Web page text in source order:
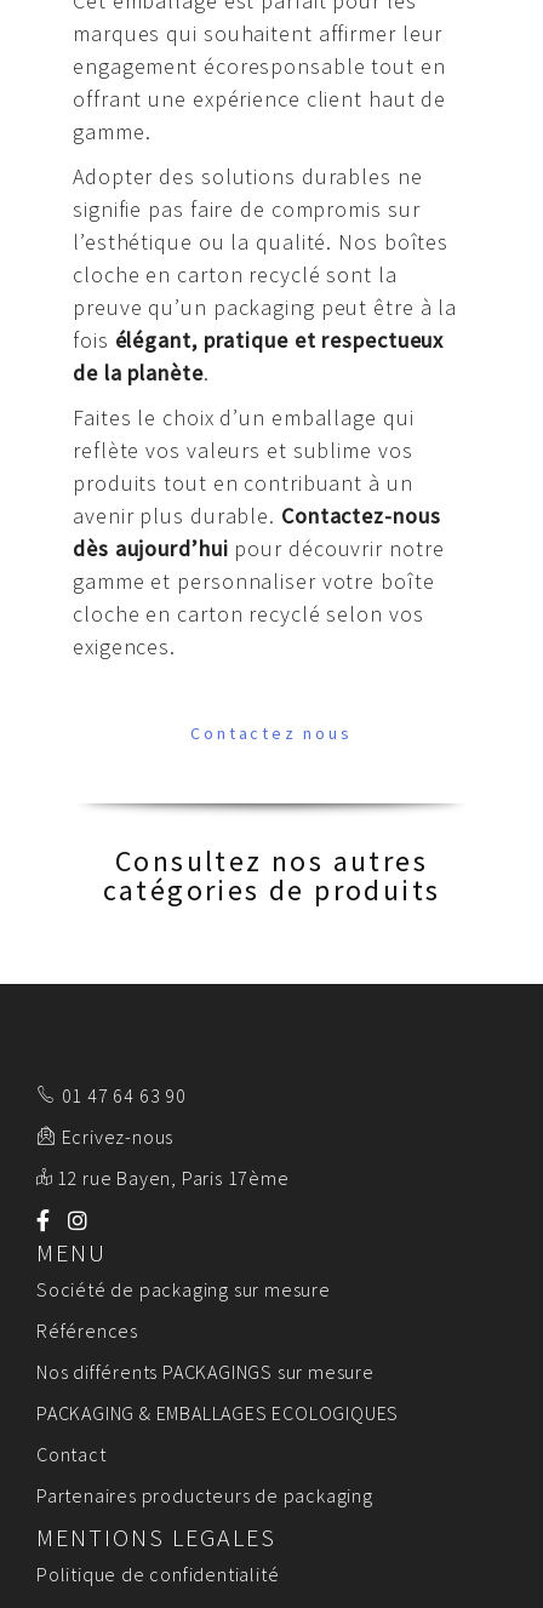
marques qui souhaitent affirmer leur
engagement écoresponsable tout en
offrant une expérience client haut de
gamme.
Adopter des solutions durables ne
signifie pas faire de compromis sur
l’esthétique ou la qualité. Nos boîtes
cloche en carton recyclé sont la
preuve qu’un packaging peut être à la
fois élégant, pratique et respectueux
de la planète.
Faites le choix d’un emballage qui
reflète vos valeurs et sublime vos
produits tout en contribuant à un
avenir plus durable. Contactez-nous
dès aujourd’hui pour découvrir notre
gamme et personnaliser votre boîte
cloche en carton recyclé selon vos
exigences.
Contactez nous
Consultez nos autres
catégories de produits
01 47 64 63 90
Ecrivez-nous
12 rue Bayen, Paris 17ème
MENU
Société de packaging sur mesure
Références
Nos différents PACKAGINGS sur mesure
PACKAGING & EMBALLAGES ECOLOGIQUES
Contact
Partenaires producteurs de packaging
MENTIONS LEGALES
Politique de confidentialité